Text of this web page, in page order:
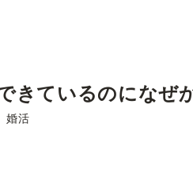
きているのになぜ
婚活